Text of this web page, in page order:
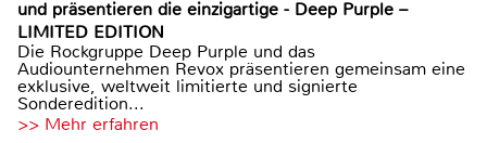
und präsentieren die einzigartige - Deep Purple –
LIMITED EDITION
Die Rockgruppe Deep Purple und das
Audiounternehmen Revox präsentieren gemeinsam eine
exklusive, weltweit limitierte und signierte
Sonderedition...
>> Mehr erfahren